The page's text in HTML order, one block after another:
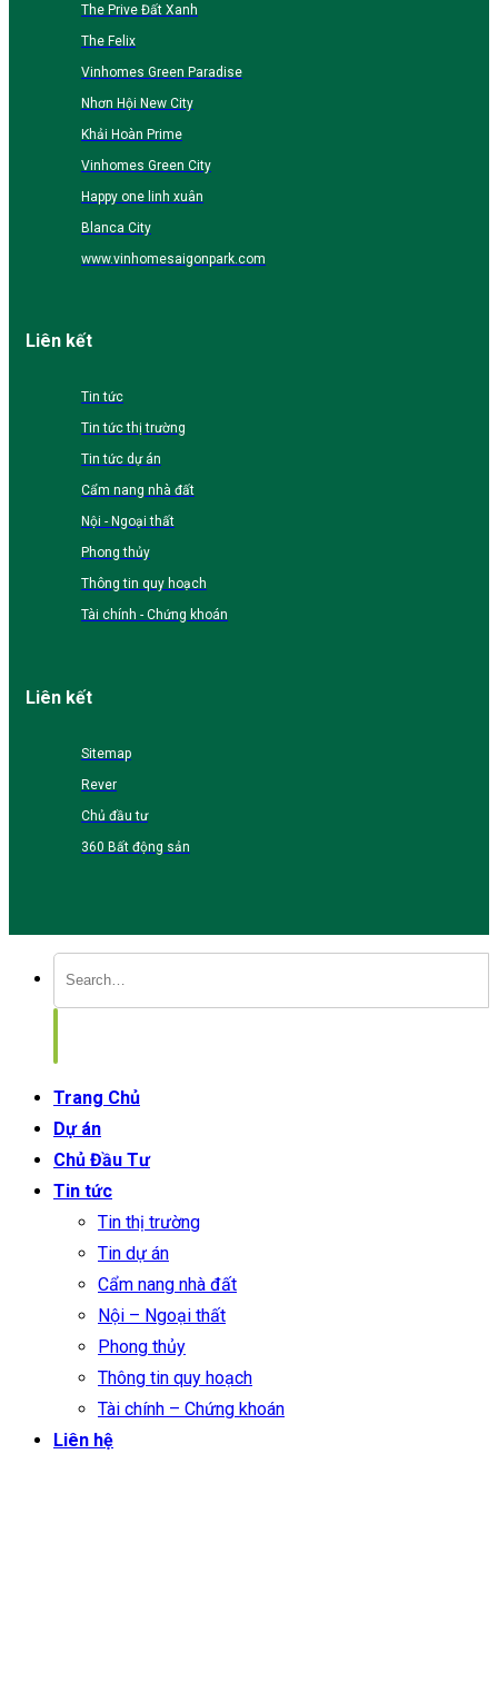
The Prive Đất Xanh
The Felix
Vinhomes Green Paradise
Nhơn Hội New City
Khải Hoàn Prime
Vinhomes Green City
Happy one linh xuân
Blanca City
www.vinhomesaigonpark.com
Liên kết
Tin tức
Tin tức thị trường
Tin tức dự án
Cẩm nang nhà đất
Nội - Ngoại thất
Phong thủy
Thông tin quy hoạch
Tài chính - Chứng khoán
Liên kết
Sitemap
Rever
Chủ đầu tư
360 Bất động sản
Trang Chủ
Dự án
Chủ Đầu Tư
Tin tức
Tin thị trường
Tin dự án
Cẩm nang nhà đất
Nội – Ngoại thất
Phong thủy
Thông tin quy hoạch
Tài chính – Chứng khoán
Liên hệ